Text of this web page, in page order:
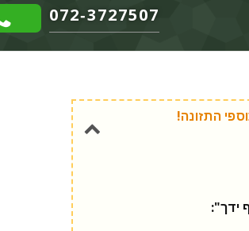
072-3727507
ידך":